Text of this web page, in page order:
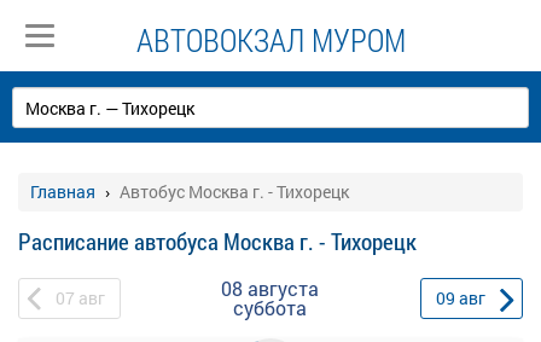
АВТОВОКЗАЛ МУРОМ
Главная Автобус Москва г. - Тихорецк
Расписание автобуса Москва г. - Тихорецк
07 авг 08 августа
суббота 09 авг